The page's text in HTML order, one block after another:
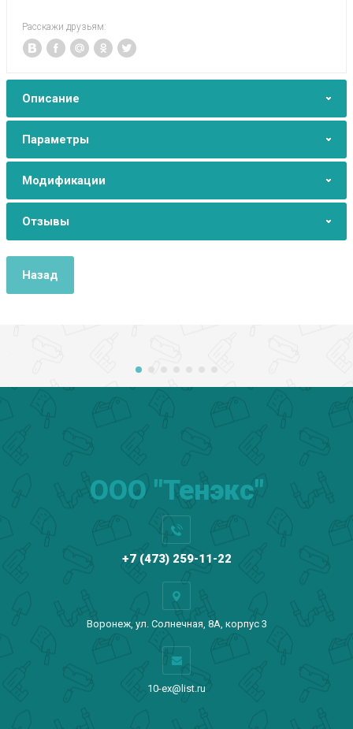
Расскажи друзьям:
Описание
Параметры
Модификации
Отзывы
Назад
ООО "Тенэкс"
+7 (473) 259-11-22
Воронеж, ул. Солнечная, 8А, корпус 3
10-ex@list.ru